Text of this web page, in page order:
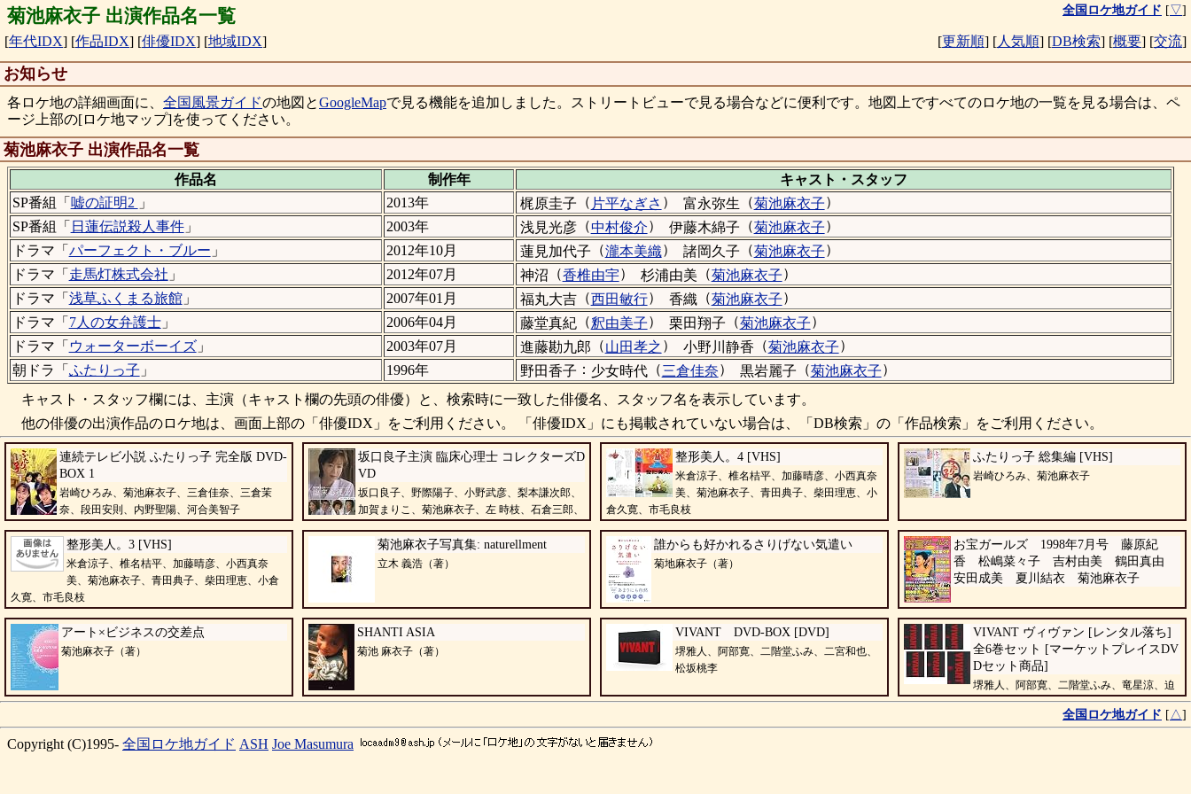
菊池麻衣子 出演作品名一覧 全国ロケ地ガイド [▽]
[年代IDX] [作品IDX] [俳優IDX] [地域IDX] [更新順] [人気順] [DB検索] [概要] [交流]
お知らせ
各ロケ地の詳細画面に、 全国風景ガイドの地図とGoogleMapで見る機能を追加しました。ストリートビューで見る場合などに便利です。地図上ですべてのロケ地の一覧を見る場合は、ペ
ージ上部の[ロケ地マップ]を使ってください。
菊池麻衣子 出演作品名一覧
作品名 制作年 キャスト・ スタッフ
SP番組「 嘘の証明2 」 2013年 梶原圭子 （ 片平なぎさ ） 富永弥生 （菊池麻衣子）
SP番組「 日蓮伝説殺人事件」 2003年 浅見光彦（中村俊介） 伊藤木綿子 （菊池麻衣子）
ドラマ「 パーフェクト・ブルー 」 2012年10月 蓮見加代子 （瀧本美織） 諸岡久子 （菊池麻衣子）
ドラマ「 走馬灯株式会社 」 2012年07月 神沼 （香椎由宇） 杉浦由美 （菊池麻衣子）
ドラマ「 浅草ふくまる旅館」 2007年01月 福丸大吉（西田敏行） 香織 （菊池麻衣子）
ドラマ「 7人の女弁護士」 2006年04月 藤堂真紀 （釈由美子） 栗田翔子 （菊池麻衣子）
ドラマ「 ウォーターボーイズ」 2003年07月 進藤勘九郎 （山田孝之 ） 小野川静香 （菊池麻衣子）
朝ドラ「 ふたりっ子 」 1996年 野田香子 ： 少女時代 （三倉佳奈） 黒岩麗子 （菊池麻衣子）
キャスト・スタッフ欄には、主演（キャスト欄の先頭の俳優）と、検索時に一致した俳優名、スタッフ名を表示しています。
他の俳優の出演作品のロケ地は、画面上部の「俳優IDX」をご利用ください。 「俳優IDX」にも掲載されていない場合は、「DB検索」の「作品検索」をご利用ください。
連続テレビ小説 ふたりっ子 完全版 DVD-
BOX 1
岩崎ひろみ、菊池麻衣子、三倉佳奈、三倉茉
奈、段田安則、内野聖陽、河合美智子
坂口良子主演 臨床心理士 コレクターズD
VD
坂口良子、野際陽子、小野武彦、梨本謙次郎、
加賀まりこ、菊池麻衣子、左 時枝、石倉三郎、
整形美人。4 [VHS]
米倉涼子、椎名桔平、加藤晴彦、小西真奈
美、菊池麻衣子、青田典子、柴田理恵、小
倉久寛、市毛良枝
ふたりっ子 総集編 [VHS]
岩崎ひろみ、菊池麻衣子
整形美人。3 [VHS]
米倉涼子、椎名桔平、加藤晴彦、小西真奈
美、菊池麻衣子、青田典子、柴田理恵、小倉
久寛、市毛良枝
菊池麻衣子写真集: naturellment
立木 義浩（著）
誰からも好かれるさりげない気遣い
菊地麻衣子（著）
お宝ガールズ 1998年7月号 藤原紀
香 松嶋菜々子 吉村由美 鶴田真由
安田成美 夏川結衣 菊池麻衣子
アート×ビジネスの交差点
菊池麻衣子（著）
SHANTI ASIA
菊池 麻衣子（著）
VIVANT DVD-BOX [DVD]
堺雅人、阿部寛、二階堂ふみ、二宮和也、
松坂桃李
VIVANT ヴィヴァン [レンタル落ち]
全6巻セット [マーケットプレイスDV
Dセット商品]
堺雅人、阿部寛、二階堂ふみ、竜星涼、迫
田孝也、河内大和、山中崇、飯沼愛、真凛
全国ロケ地ガイド [△]
Copyright (C)1995- 全国ロケ地ガイド ASH Joe Masumura